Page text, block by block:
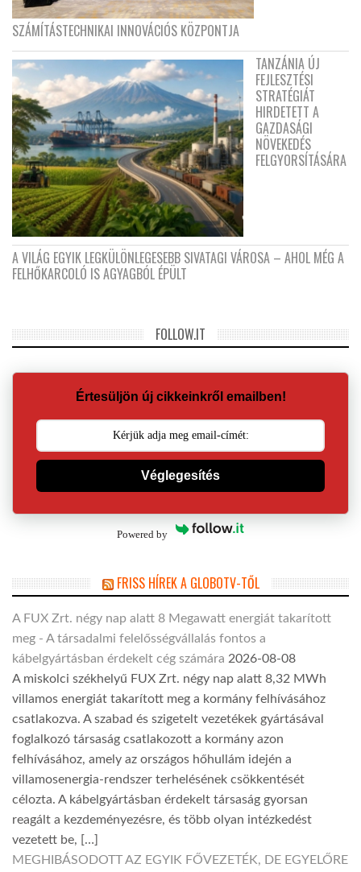
SZÁMÍTÁSTECHNIKAI INNOVÁCIÓS KÖZPONTJA
TANZÁNIA ÚJ
FEJLESZTÉSI
STRATÉGIÁT
HIRDETETT A
GAZDASÁGI
NÖVEKEDÉS
FELGYORSÍTÁSÁRA
A VILÁG EGYIK LEGKÜLÖNLEGESEBB SIVATAGI VÁROSA – AHOL MÉG A
FELHŐKARCOLÓ IS AGYAGBÓL ÉPÜLT
FOLLOW.IT
Értesüljön új cikkeinkről emailben!
Véglegesítés
Powered by
FRISS HÍREK A GLOBOTV-TŐL
A FUX Zrt. négy nap alatt 8 Megawatt energiát takarított
meg - A társadalmi felelősségvállalás fontos a
kábelgyártásban érdekelt cég számára 2026-08-08
A miskolci székhelyű FUX Zrt. négy nap alatt 8,32 MWh
villamos energiát takarított meg a kormány felhívásához
csatlakozva. A szabad és szigetelt vezetékek gyártásával
foglalkozó társaság csatlakozott a kormány azon
felhívásához, amely az országos hőhullám idején a
villamosenergia-rendszer terhelésének csökkentését
célozta. A kábelgyártásban érdekelt társaság gyorsan
reagált a kezdeményezésre, és több olyan intézkedést
vezetett be, […]
MEGHIBÁSODOTT AZ EGYIK FŐVEZETÉK, DE EGYELŐRE